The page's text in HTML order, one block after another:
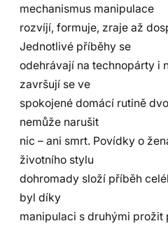
mechanismus manipulace
rozvíjí, formuje, zraje až
Jednotlivé příběhy se
odehrávají na technopárty i
završují se ve
spokojené domácí rutině
nemůže narušit
nic – ani smrt. Povídky o
životního stylu
dohromady složí příběh
byl díky
manipulaci s druhými prožit